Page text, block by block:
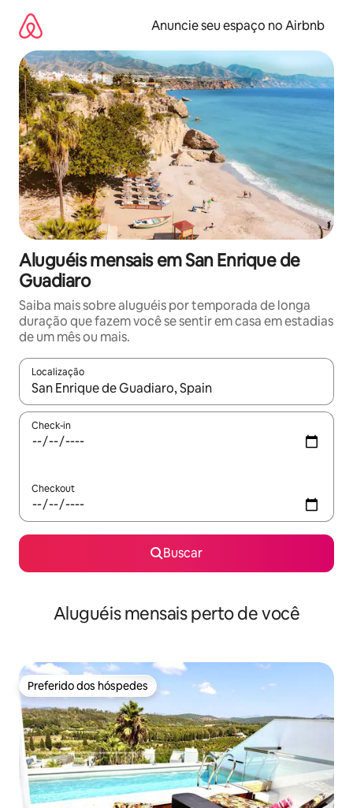
para
conteúdo
Anuncie seu espaço no Airbnb
Aluguéis mensais em San Enrique de
Guadiaro
Saiba mais sobre aluguéis por temporada de longa
duração que fazem você se sentir em casa em estadias
de um mês ou mais.
Localização
Quando os resultados estiverem disponíveis, explore-os
Check-in
Checkout
Buscar
Aluguéis mensais perto de você
Preferido dos hóspedes
Preferido dos hóspedes